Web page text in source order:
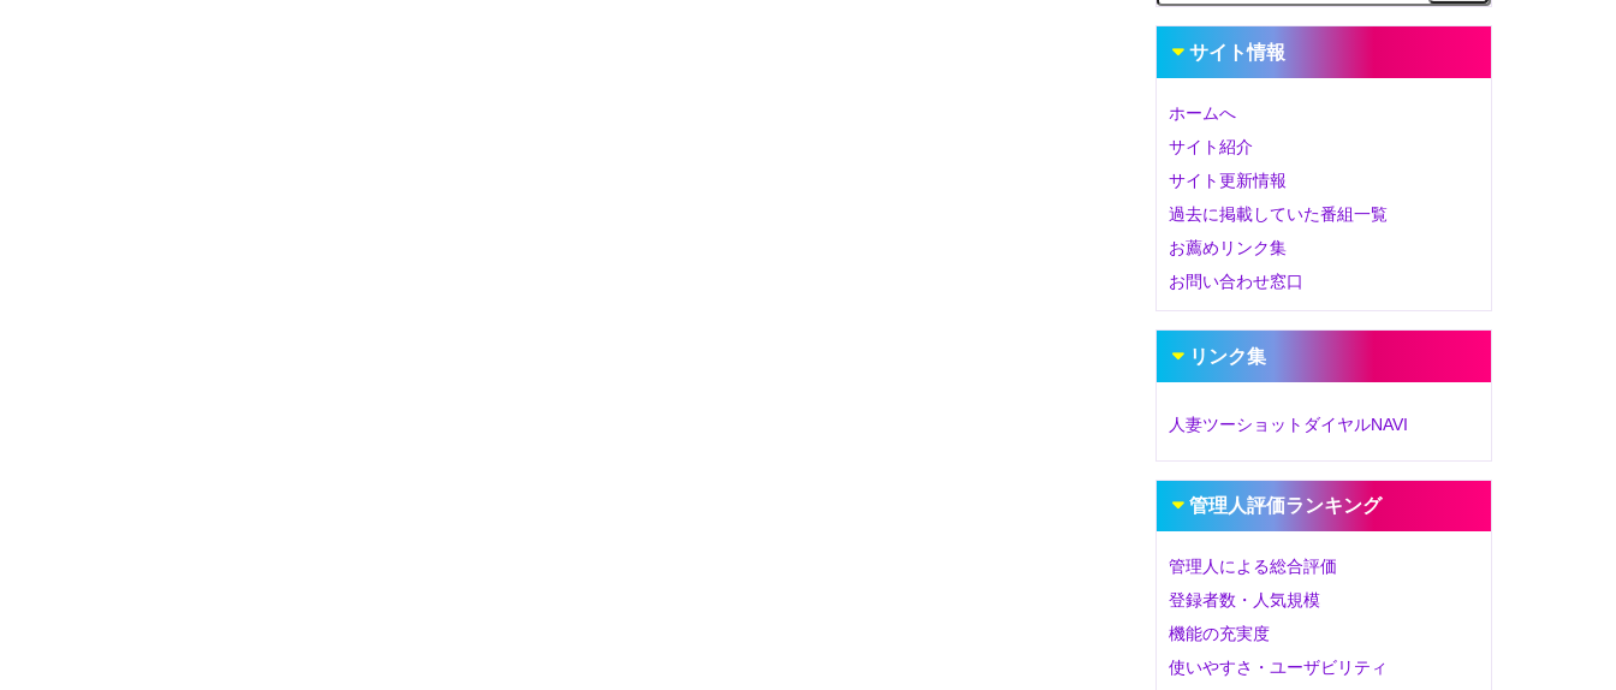
サイト情報
ホームへ
サイト紹介
サイト更新情報
過去に掲載していた番組一覧
お薦めリンク集
お問い合わせ窓口
リンク集
人妻ツーショットダイヤルNAVI
管理人評価ランキング
管理人による総合評価
登録者数・人気規模
機能の充実度
使いやすさ・ユーザビリティ